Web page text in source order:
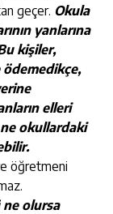
geçer. Okula
yanlarına
kişiler,
elleri
okullardaki
öğretmeni
olursa